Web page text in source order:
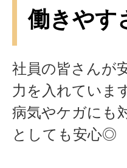
働きやす
社員の皆さんが
力を入れていま
病気やケガにも
としても安心◎